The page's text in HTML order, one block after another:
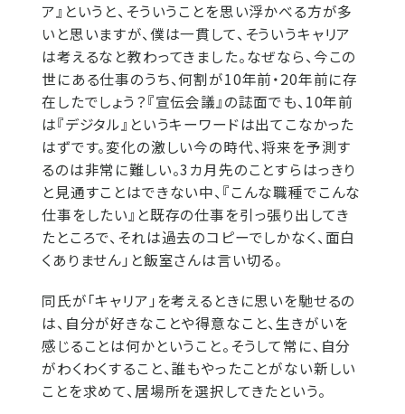
ア』というと、そういうことを思い浮かべる方が多
いと思いますが、僕は一貫して、そういうキャリア
は考えるなと教わってきました。なぜなら、今この
世にある仕事のうち、何割が10年前・20年前に存
在したでしょう？『宣伝会議』の誌面でも、10年前
は『デジタル』というキーワードは出てこなかった
はずです。変化の激しい今の時代、将来を予測す
るのは非常に難しい。3カ月先のことすらはっきり
と見通すことはできない中、『こんな職種でこんな
仕事をしたい』と既存の仕事を引っ張り出してき
たところで、それは過去のコピーでしかなく、面白
くありません」と飯室さんは言い切る。
同氏が「キャリア」を考えるときに思いを馳せるの
は、自分が好きなことや得意なこと、生きがいを
感じることは何かということ。そうして常に、自分
がわくわくすること、誰もやったことがない新しい
ことを求めて、居場所を選択してきたという。